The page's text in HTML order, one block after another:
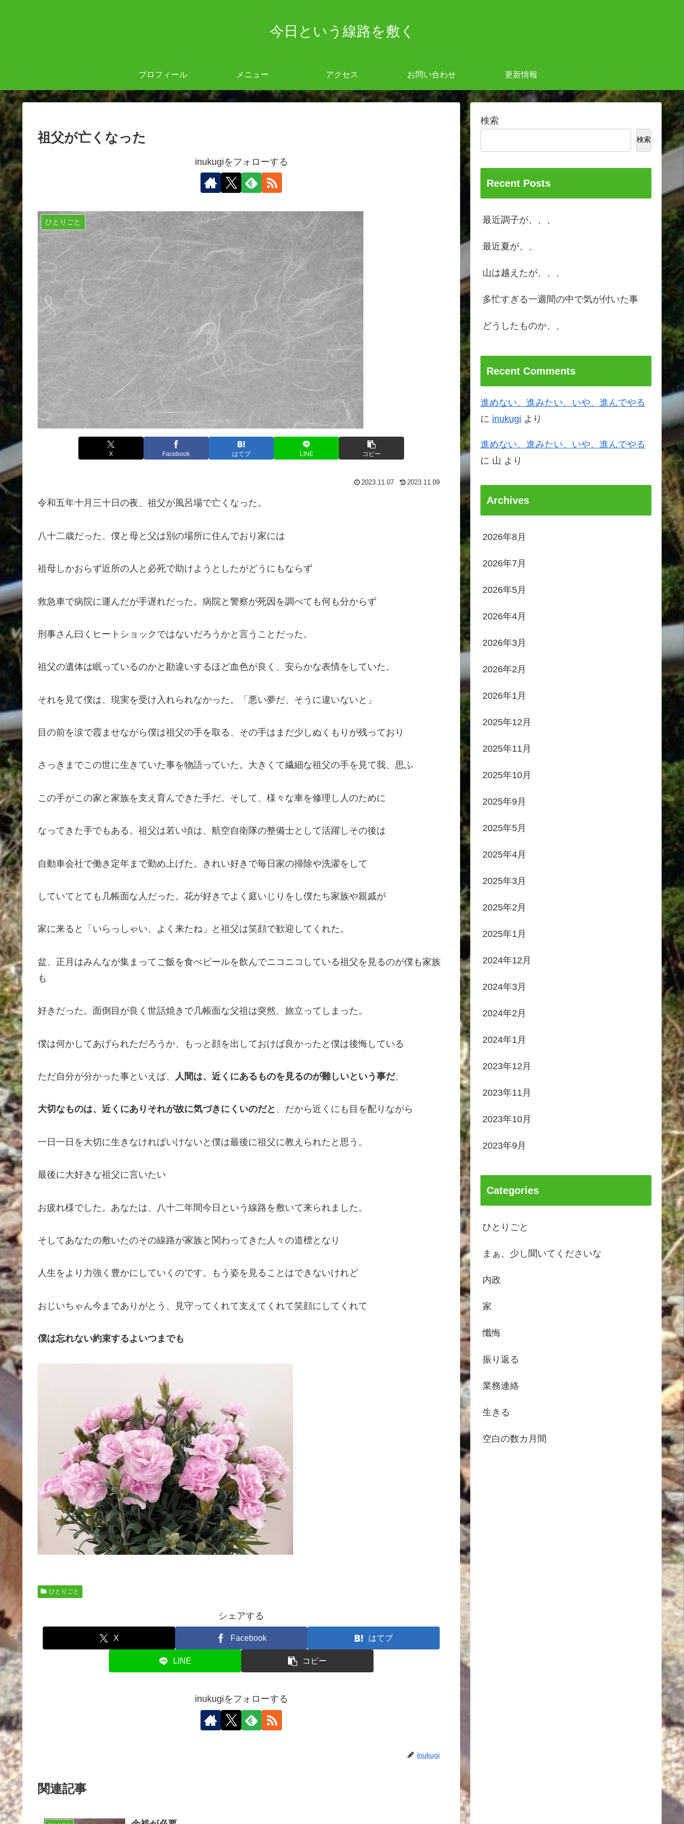
今日という線路を敷く
プロフィール メニュー アクセス お問い合わせ 更新情報
祖父が亡くなった
inukugiをフォローする
ひとりごと
X Facebook はてブ LINE コピー
2023.11.07 2023.11.09
令和五年十月三十日の夜、祖父が風呂場で亡くなった。
八十二歳だった、僕と母と父は別の場所に住んでおり家には
祖母しかおらず近所の人と必死で助けようとしたがどうにもならず
救急車で病院に運んだが手遅れだった。病院と警察が死因を調べても何も分からず
刑事さん曰くヒートショックではないだろうかと言うことだった。
祖父の遺体は眠っているのかと勘違いするほど血色が良く、安らかな表情をしていた。
それを見て僕は、現実を受け入れられなかった。「悪い夢だ、そうに違いないと」
目の前を涙で霞ませながら僕は祖父の手を取る、その手はまだ少しぬくもりが残っており
さっきまでこの世に生きていた事を物語っていた。大きくて繊細な祖父の手を見て我、思ふ
この手がこの家と家族を支え育んできた手だ。そして、様々な車を修理し人のために
なってきた手でもある。祖父は若い頃は、航空自衛隊の整備士として活躍しその後は
自動車会社で働き定年まで勤め上げた。きれい好きで毎日家の掃除や洗濯をして
していてとても几帳面な人だった。花が好きでよく庭いじりをし僕たち家族や親戚が
家に来ると「いらっしゃい、よく来たね」と祖父は笑顔で歓迎してくれた。
盆、正月はみんなが集まってご飯を食べビールを飲んでニコニコしている祖父を見るのが僕も家族
も
好きだった。面倒目が良く世話焼きで几帳面な父祖は突然、旅立ってしまった。
僕は何かしてあげられただろうか、もっと顔を出しておけば良かったと僕は後悔している
ただ自分が分かった事といえば、 人間は、近くにあるものを見るのが難しいという事だ、
大切なものは、近くにありそれが故に気づきにくいのだと 、だから近くにも目を配りながら
一日一日を大切に生きなければいけないと僕は最後に祖父に教えられたと思う。
最後に大好きな祖父に言いたい
お疲れ様でした。あなたは、八十二年間今日という線路を敷いて来られました。
そしてあなたの敷いたのその線路が家族と関わってきた人々の道標となり
人生をより力強く豊かにしていくのです。もう姿を見ることはできないけれど
おじいちゃん今までありがとう、見守ってくれて支えてくれて笑顔にしてくれて
僕は忘れない約束するよいつまでも
ひとりごと
シェアする
X Facebook はてブ
LINE コピー
inukugiをフォローする
inukugi
関連記事
検索
検索
Recent Posts
最近調子が、、、
最近夏が、、
山は越えたが、、、
多忙すぎる一週間の中で気が付いた事
どうしたものか、、
Recent Comments
進めない、進みたい、いや、進んでやる
に inukugi より
進めない、進みたい、いや、進んでやる
に 山 より
Archives
2026年8月
2026年7月
2026年5月
2026年4月
2026年3月
2026年2月
2026年1月
2025年12月
2025年11月
2025年10月
2025年9月
2025年5月
2025年4月
2025年3月
2025年2月
2025年1月
2024年12月
2024年3月
2024年2月
2024年1月
2023年12月
2023年11月
2023年10月
2023年9月
Categories
ひとりごと
まぁ、少し聞いてくださいな
内政
家
懺悔
振り返る
業務連絡
生きる
空白の数カ月間